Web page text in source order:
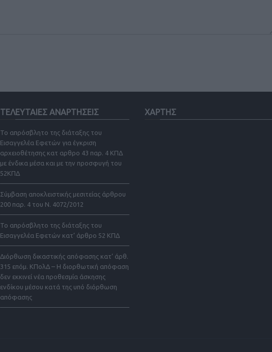
ΤΕΛΕΥΤΑΙΕΣ ΑΝΑΡΤΗΣΕΙΣ
Το απρόσβλητο της διάταξης του
Εισαγγελέα Εφετών για έγκριση
αρχειοθέτησης κατ αρθρο 43 παρ. 4 ΚΠΔ
με ένδικα μέσα και με την προσφυγή του
52ΚΠΔ
Σύμβαση αποκλειστικής μεσιτείας άρθρου
200 παρ. 4 του Ν. 4072/2012
Το απρόσβλητο της διάταξης του
Εισαγγελέα Εφετών κατ’ άρθρο 52 ΚΠΔ
Διόρθωση δικαστικής απόφασης κατ’ άρθ.
315 επόμ. ΚΠολΔ – Η διορθωτική απόφαση
δεν εκκινεί νέα προθεσμία άσκησης
ενδίκου μέσου κατά της υπό διόρθωση
απόφασης
ΧΑΡΤΗΣ